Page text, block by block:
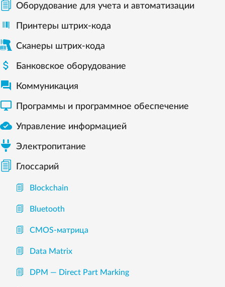
Оборудование для учета и автоматизации
Принтеры штрих-кода
Сканеры штрих-кода
 Банковское оборудование
 Коммуникация
 Программы и программное обеспечение
 Управление информацией
Электропитание
Глоссарий
Blockchain
Bluetooth
CMOS-матрица
Data Matrix
DPM — Direct Part Marking